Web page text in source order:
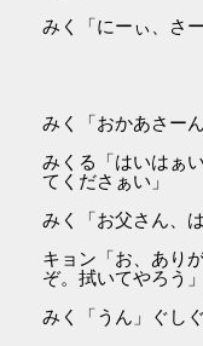
みく「にーぃ、さ
みく「おかあさー
みくる「はいはぁ
てくださぁい」
みく「お父さん、
キョン「お、あり
ぞ。拭いてやろう」
みく「うん」ぐし